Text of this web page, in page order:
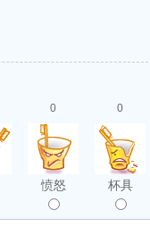
0
愤怒
0
杯具